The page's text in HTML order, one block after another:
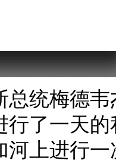
统梅德韦
行了一天
河上进行